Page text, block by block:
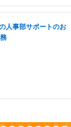
人事部サポートのお